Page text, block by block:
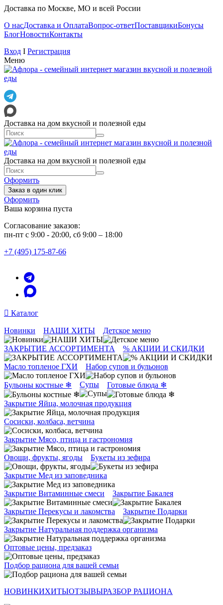
Доставка по Москве, МО и всей России
О насДоставка и ОплатаВопрос-ответПоставщикиБонусы
БлогНовостиКонтакты
Вход I Регистрация
Меню
Доставка на дом вкусной и полезной еды
Доставка на дом вкусной и полезной еды
Оформить
Заказ в один клик
Оформить
Ваша корзина пуста
Согласование заказов:
пн-пт с 9:00 - 20:00, сб 9:00 – 18:00
+7 (495) 175-87-66
Каталог
Новинки НАШИ ХИТЫ Детское меню
ЗАКРЫТИЕ АССОРТИМЕНТА % АКЦИИ И СКИДКИ
Масло топленое ГХИ Набор супов и бульонов
Бульоны костные ❄ Супы Готовые блюда ❄
Закрытие Яйца, молочная продукция
Сосиски, колбаса, ветчина
Закрытие Мясо, птица и гастрономия
Овощи, фрукты, ягоды Букеты из зефира
Закрытие Мед из заповедника
Закрытие Витаминные смеси Закрытие Бакалея
Закрытие Перекусы и лакомства Закрытие Подарки
Закрытие Натуральная поддержка организма
Оптовые цены, предзаказ
Подбор рациона для вашей семьи
НОВИНКИХИТЫОТЗЫВЫРАЗБОР РАЦИОНА